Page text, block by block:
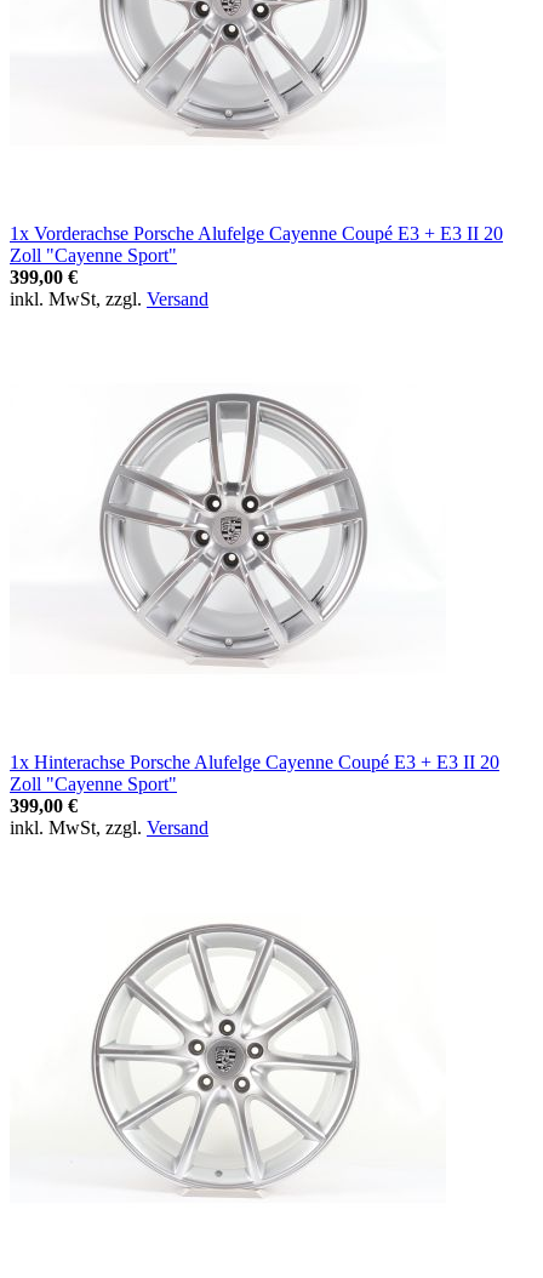
1x Vorderachse Porsche Alufelge Cayenne Coupé E3 + E3 II 20
Zoll "Cayenne Sport"
399,00 €
inkl. MwSt, zzgl. Versand
1x Hinterachse Porsche Alufelge Cayenne Coupé E3 + E3 II 20
Zoll "Cayenne Sport"
399,00 €
inkl. MwSt, zzgl. Versand